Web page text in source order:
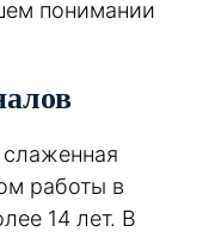
понимании
работы в
14 лет. В